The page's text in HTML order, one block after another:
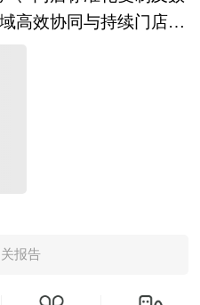
询公司领衔撰写，在
务部、国家财政部、国
行行业相关协会、中国
种相关报刊杂志的基础
料，对国内外研学旅行
其所面临的问题等进行
业政府战略规划、区域
产业规划的概况、策略
济和社会运行和成果进
究，并重点分析了中国
，以及“十四五”中国度
业的区域发展状况与竞
全球及中国度假村行业
析和预测，并对度假村
假村经营企业，科研、
向不可多得的精品研究
研单位、零售企业等单
展动态，把握企业定位
。
分析了我国星级酒店行
内外的星级酒店行业兼
酒店行业兼并重组趋势
期对星级酒店行业运行
数据保持动态更新，是
位、投资机构等单位准
并重组动态，把握企业
重组机会研究及决策咨
台三种模式并存，其中
临利润承压，平台模式
轻资产扩张；竞争格局
海外成熟市场，本土龙
，同时外卖平台、连锁
携资源入场，多元化供
业已进入微利时代，监
逻辑从价格导向转向质
字化、全链条规范化、
核心能力以应对利润空
展期。随着消费升级与
高效协同与持续门店网
品质化、便捷化餐饮需
业供给侧结构性改革、
载体。在"双循环"战略
餐饮连锁行业被赋予从
型的战略使命，其发展
力与居民生活品质的核
机遇期。市场规模持
报告